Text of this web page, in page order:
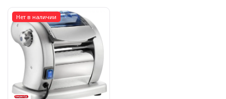
Нет в наличии